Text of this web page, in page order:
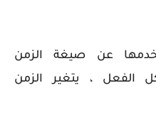
عن صيغة الزمن
الفعل ، يتغير الزمن